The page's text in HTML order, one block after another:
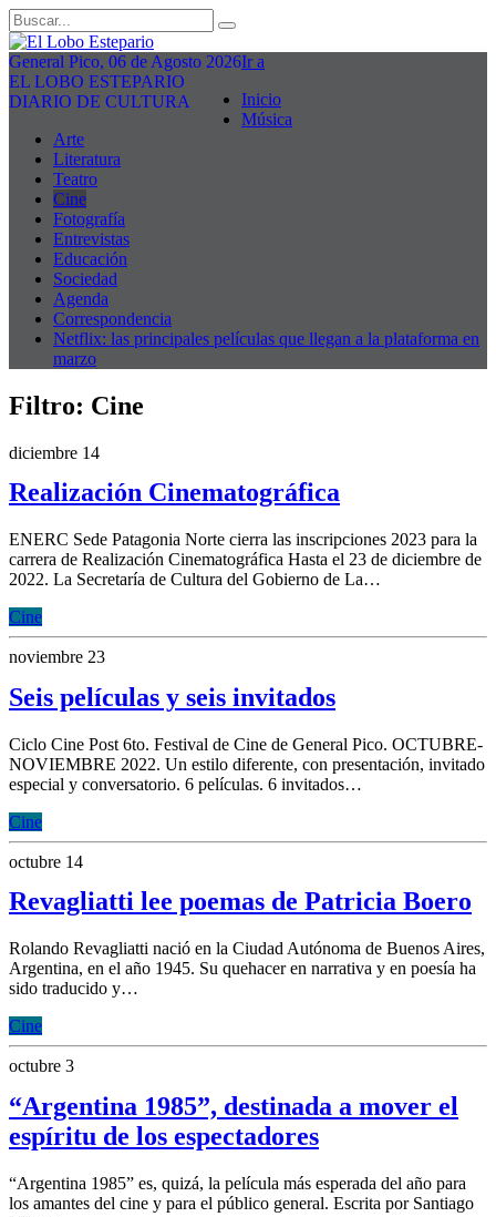
General Pico, 06 de Agosto 2026
EL LOBO ESTEPARIO
DIARIO DE CULTURA
Ir a
Inicio
Música
Arte
Literatura
Teatro
Cine
Fotografía
Entrevistas
Educación
Sociedad
Agenda
Correspondencia
Netflix: las principales películas que llegan a la plataforma en
marzo
Filtro: Cine
diciembre 14
Realización Cinematográfica
ENERC Sede Patagonia Norte cierra las inscripciones 2023 para la
carrera de Realización Cinematográfica Hasta el 23 de diciembre de
2022. La Secretaría de Cultura del Gobierno de La…
Cine
noviembre 23
Seis películas y seis invitados
Ciclo Cine Post 6to. Festival de Cine de General Pico. OCTUBRE-
NOVIEMBRE 2022. Un estilo diferente, con presentación, invitado
especial y conversatorio. 6 películas. 6 invitados…
Cine
octubre 14
Revagliatti lee poemas de Patricia Boero
Rolando Revagliatti nació en la Ciudad Autónoma de Buenos Aires,
Argentina, en el año 1945. Su quehacer en narrativa y en poesía ha
sido traducido y…
Cine
octubre 3
“Argentina 1985”, destinada a mover el
espíritu de los espectadores
“Argentina 1985” es, quizá, la película más esperada del año para
los amantes del cine y para el público general. Escrita por Santiago